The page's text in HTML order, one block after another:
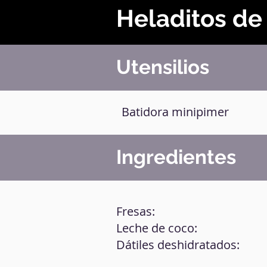
Heladitos
Utensilios
Batidora minipimer
Ingredientes
Fresas:
Leche de coco:
Dátiles deshidratados: